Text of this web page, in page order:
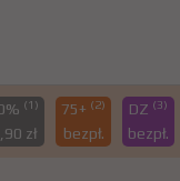
(1)
zł
75+ (2)
bezpł.
DZ (3)
bezpł.